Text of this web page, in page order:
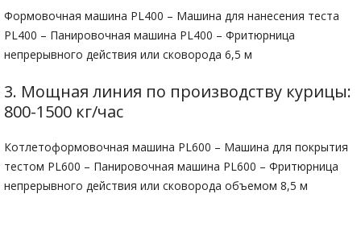
Формовочная машина PL400 – Машина для нанесения теста
PL400 – Панировочная машина PL400 – Фритюрница
непрерывного действия или сковорода 6,5 м
3. Мощная линия по производству курицы:
800-1500 кг/час
Котлетоформовочная машина PL600 – Машина для покрытия
тестом PL600 – Панировочная машина PL600 – Фритюрница
непрерывного действия или сковорода объемом 8,5 м